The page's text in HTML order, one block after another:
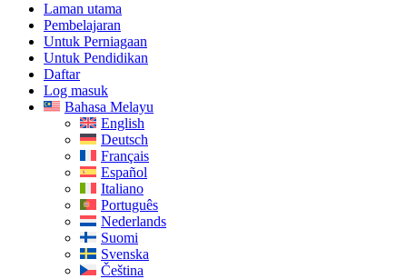
Laman utama
Pembelajaran
Untuk Perniagaan
Untuk Pendidikan
Daftar
Log masuk
Bahasa Melayu
English
Deutsch
Français
Español
Italiano
Português
Nederlands
Suomi
Svenska
Čeština